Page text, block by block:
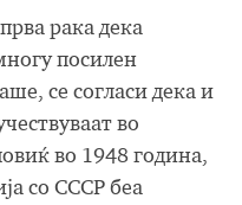
рака дека
посилен
се согласи дека и
во
во 1948 година,
со СССР беа